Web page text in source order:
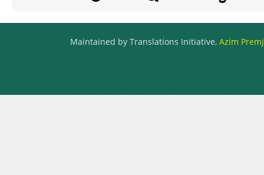
Maintained by Translations Initiative, Azim